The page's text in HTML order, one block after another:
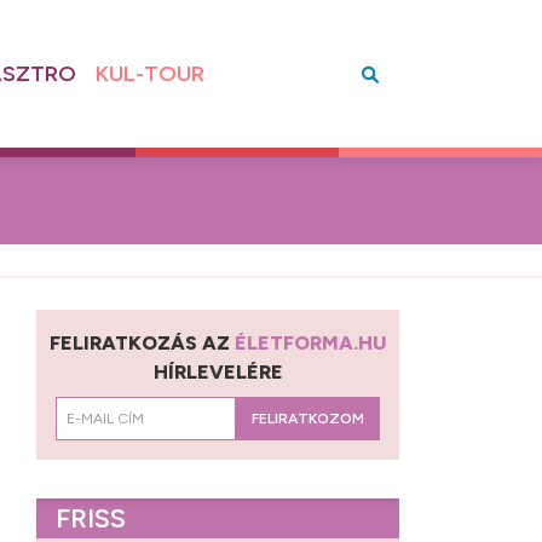
KUL-TOUR
FELIRATKOZÁS AZ ÉLETFORMA.HU
HÍRLEVELÉRE
FELIRATKOZOM
FRISS